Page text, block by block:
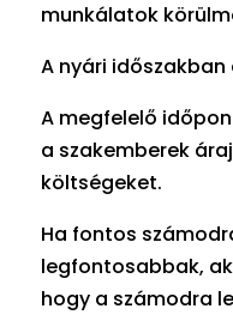
munkálatok
A nyári
A megfelelő
a szakemberek
költségeket.
Ha fontos
legfontosabbak,
hogy a számodra